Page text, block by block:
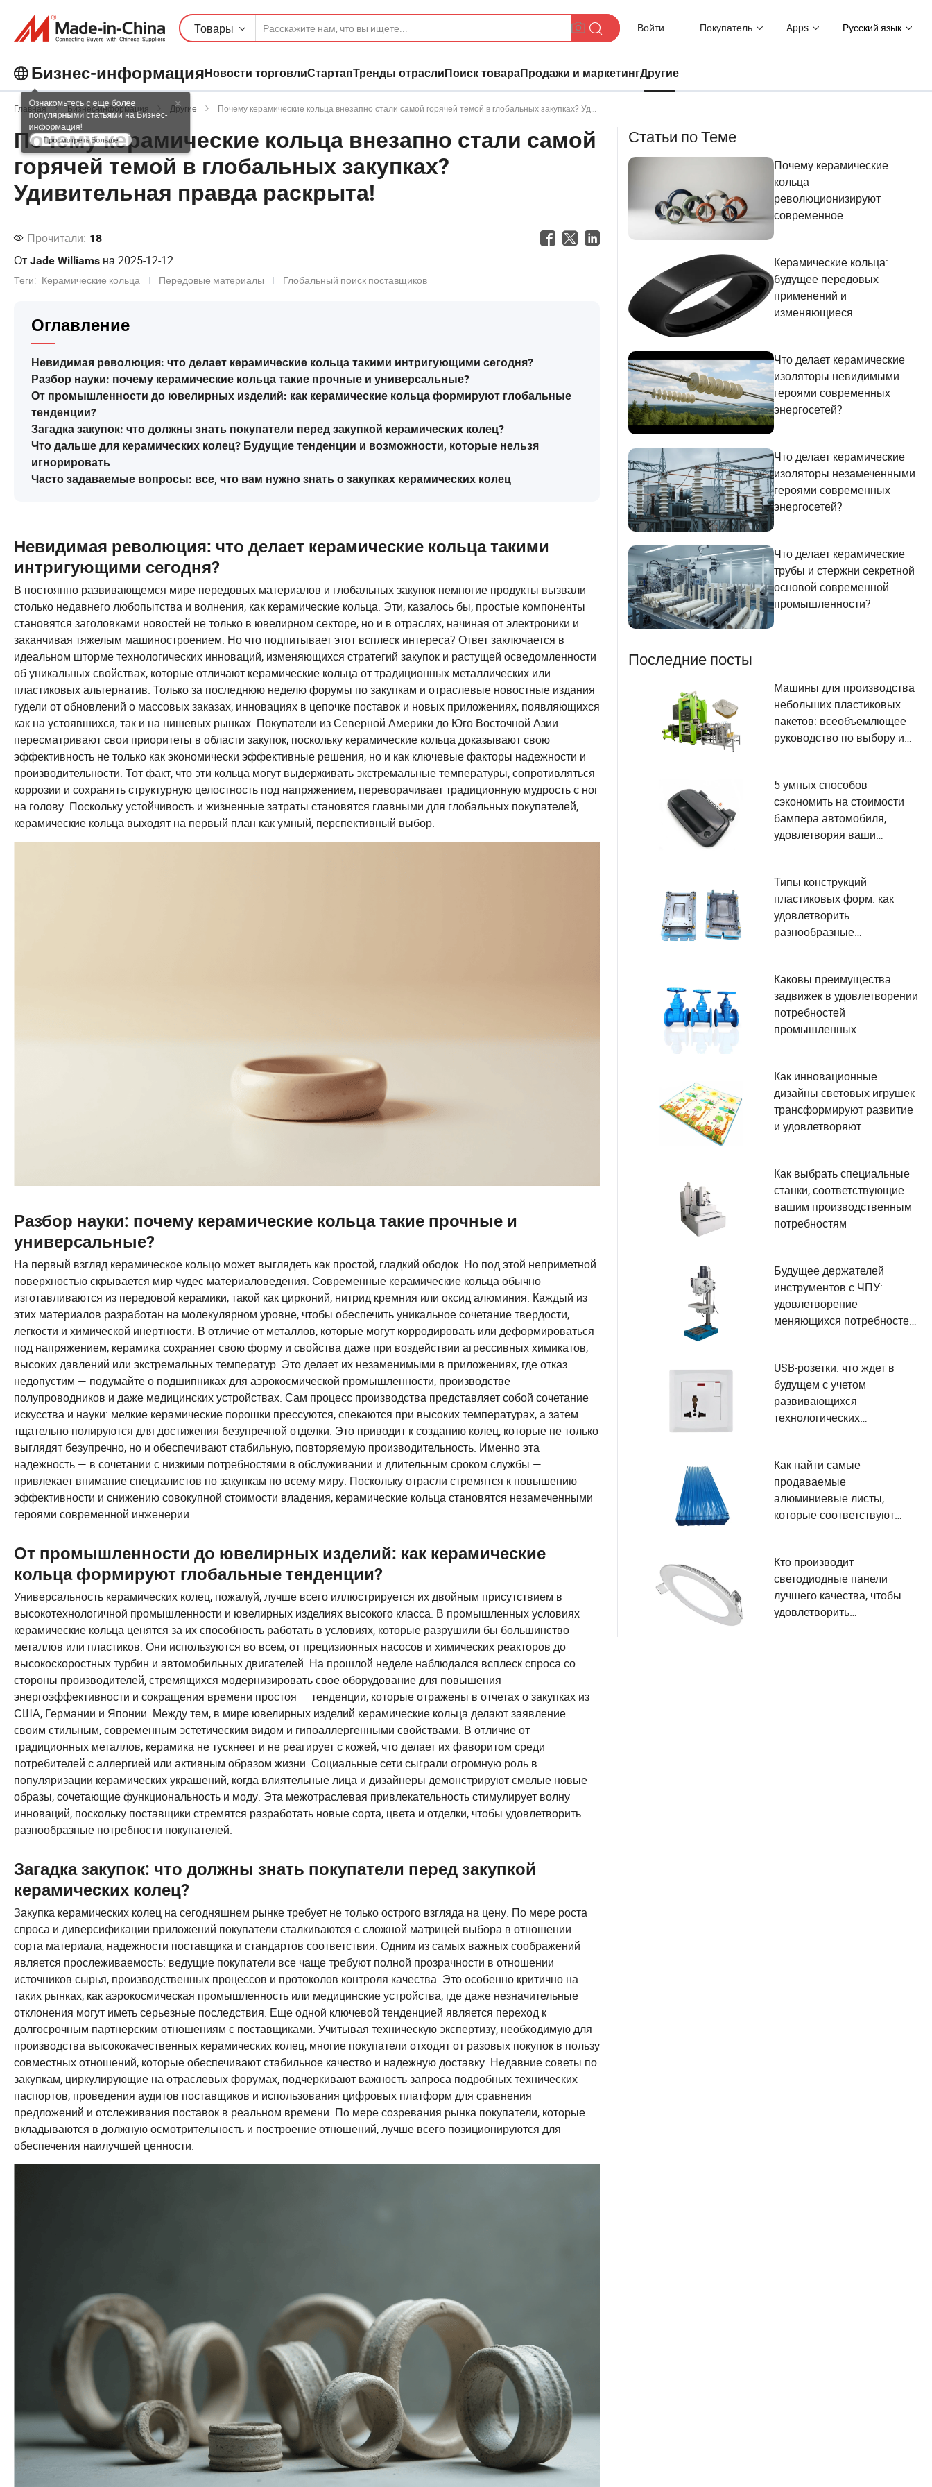
Товары Войти Покупатель Apps Русский язык
Бизнес-информацияНовости торговлиСтартапТренды отраслиПоиск товараПродажи и маркетингДругие
Ознакомьтесь с еще более
популярными статьями на Бизнес-
информация!
Просмотреть Больше
Главная Бизнес-информация Другие Почему керамические кольца внезапно стали самой горячей темой в глобальных закупках? Удивительная правда раскрыта!
Почему керамические кольца внезапно стали самой
горячей темой в глобальных закупках?
Удивительная правда раскрыта!
Прочитали: 18
От Jade Williams на2025-12-12
Теги: Керамические кольца Передовые материалы Глобальный поиск поставщиков
Оглавление
Невидимая революция: что делает керамические кольца такими интригующими сегодня?
Разбор науки: почему керамические кольца такие прочные и универсальные?
От промышленности до ювелирных изделий: как керамические кольца формируют глобальные
тенденции?
Загадка закупок: что должны знать покупатели перед закупкой керамических колец?
Что дальше для керамических колец? Будущие тенденции и возможности, которые нельзя
игнорировать
Часто задаваемые вопросы: все, что вам нужно знать о закупках керамических колец
Невидимая революция: что делает керамические кольца такими
интригующими сегодня?
В постоянно развивающемся мире передовых материалов и глобальных закупок немногие продукты вызвали
столько недавнего любопытства и волнения, как керамические кольца. Эти, казалось бы, простые компоненты
становятся заголовками новостей не только в ювелирном секторе, но и в отраслях, начиная от электроники и
заканчивая тяжелым машиностроением. Но что подпитывает этот всплеск интереса? Ответ заключается в
идеальном шторме технологических инноваций, изменяющихся стратегий закупок и растущей осведомленности
об уникальных свойствах, которые отличают керамические кольца от традиционных металлических или
пластиковых альтернатив. Только за последнюю неделю форумы по закупкам и отраслевые новостные издания
гудели от обновлений о массовых заказах, инновациях в цепочке поставок и новых приложениях, появляющихся
как на устоявшихся, так и на нишевых рынках. Покупатели из Северной Америки до Юго-Восточной Азии
пересматривают свои приоритеты в области закупок, поскольку керамические кольца доказывают свою
эффективность не только как экономически эффективные решения, но и как ключевые факторы надежности и
производительности. Тот факт, что эти кольца могут выдерживать экстремальные температуры, сопротивляться
коррозии и сохранять структурную целостность под напряжением, переворачивает традиционную мудрость с ног
на голову. Поскольку устойчивость и жизненные затраты становятся главными для глобальных покупателей,
керамические кольца выходят на первый план как умный, перспективный выбор.
Разбор науки: почему керамические кольца такие прочные и
универсальные?
На первый взгляд керамическое кольцо может выглядеть как простой, гладкий ободок. Но под этой неприметной
поверхностью скрывается мир чудес материаловедения. Современные керамические кольца обычно
изготавливаются из передовой керамики, такой как цирконий, нитрид кремния или оксид алюминия. Каждый из
этих материалов разработан на молекулярном уровне, чтобы обеспечить уникальное сочетание твердости,
легкости и химической инертности. В отличие от металлов, которые могут корродировать или деформироваться
под напряжением, керамика сохраняет свою форму и свойства даже при воздействии агрессивных химикатов,
высоких давлений или экстремальных температур. Это делает их незаменимыми в приложениях, где отказ
недопустим — подумайте о подшипниках для аэрокосмической промышленности, производстве
полупроводников и даже медицинских устройствах. Сам процесс производства представляет собой сочетание
искусства и науки: мелкие керамические порошки прессуются, спекаются при высоких температурах, а затем
тщательно полируются для достижения безупречной отделки. Это приводит к созданию колец, которые не только
выглядят безупречно, но и обеспечивают стабильную, повторяемую производительность. Именно эта
надежность — в сочетании с низкими потребностями в обслуживании и длительным сроком службы —
привлекает внимание специалистов по закупкам по всему миру. Поскольку отрасли стремятся к повышению
эффективности и снижению совокупной стоимости владения, керамические кольца становятся незамеченными
героями современной инженерии.
От промышленности до ювелирных изделий: как керамические
кольца формируют глобальные тенденции?
Универсальность керамических колец, пожалуй, лучше всего иллюстрируется их двойным присутствием в
высокотехнологичной промышленности и ювелирных изделиях высокого класса. В промышленных условиях
керамические кольца ценятся за их способность работать в условиях, которые разрушили бы большинство
металлов или пластиков. Они используются во всем, от прецизионных насосов и химических реакторов до
высокоскоростных турбин и автомобильных двигателей. На прошлой неделе наблюдался всплеск спроса со
стороны производителей, стремящихся модернизировать свое оборудование для повышения
энергоэффективности и сокращения времени простоя — тенденции, которые отражены в отчетах о закупках из
США, Германии и Японии. Между тем, в мире ювелирных изделий керамические кольца делают заявление
своим стильным, современным эстетическим видом и гипоаллергенными свойствами. В отличие от
традиционных металлов, керамика не тускнеет и не реагирует с кожей, что делает их фаворитом среди
потребителей с аллергией или активным образом жизни. Социальные сети сыграли огромную роль в
популяризации керамических украшений, когда влиятельные лица и дизайнеры демонстрируют смелые новые
образы, сочетающие функциональность и моду. Эта межотраслевая привлекательность стимулирует волну
инноваций, поскольку поставщики стремятся разработать новые сорта, цвета и отделки, чтобы удовлетворить
разнообразные потребности покупателей.
Загадка закупок: что должны знать покупатели перед закупкой
керамических колец?
Закупка керамических колец на сегодняшнем рынке требует не только острого взгляда на цену. По мере роста
спроса и диверсификации приложений покупатели сталкиваются с сложной матрицей выбора в отношении
сорта материала, надежности поставщика и стандартов соответствия. Одним из самых важных соображений
является прослеживаемость: ведущие покупатели все чаще требуют полной прозрачности в отношении
источников сырья, производственных процессов и протоколов контроля качества. Это особенно критично на
таких рынках, как аэрокосмическая промышленность или медицинские устройства, где даже незначительные
отклонения могут иметь серьезные последствия. Еще одной ключевой тенденцией является переход к
долгосрочным партнерским отношениям с поставщиками. Учитывая техническую экспертизу, необходимую для
производства высококачественных керамических колец, многие покупатели отходят от разовых покупок в пользу
совместных отношений, которые обеспечивают стабильное качество и надежную доставку. Недавние советы по
закупкам, циркулирующие на отраслевых форумах, подчеркивают важность запроса подробных технических
паспортов, проведения аудитов поставщиков и использования цифровых платформ для сравнения
предложений и отслеживания поставок в реальном времени. По мере созревания рынка покупатели, которые
вкладываются в должную осмотрительность и построение отношений, лучше всего позиционируются для
обеспечения наилучшей ценности.
Статьи по Теме
Почему керамические
кольца
революционизируют
современное
Керамические кольца:
будущее передовых
применений и
изменяющиеся
Что делает керамические
изоляторы невидимыми
героями современных
энергосетей?
Что делает керамические
изоляторы незамеченными
героями современных
энергосетей?
Что делает керамические
трубы и стержни секретной
основой современной
промышленности?
Последние посты
Машины для производства
небольших пластиковых
пакетов: всеобъемлющее
руководство по выбору и
пользователей
5 умных способов
сэкономить на стоимости
бампера автомобиля,
удовлетворяя ваши
Типы конструкций
пластиковых форм: как
удовлетворить
разнообразные
производстве?
Каковы преимущества
задвижек в удовлетворении
потребностей
промышленных
Как инновационные
дизайны световых игрушек
трансформируют развитие
и удовлетворяют
Как выбрать специальные
станки, соответствующие
вашим производственным
потребностям
Будущее держателей
инструментов с ЧПУ:
удовлетворение
меняющихся потребностей
технологических
достижений
USB-розетки: что ждет в
будущем с учетом
развивающихся
технологических
Как найти самые
продаваемые
алюминиевые листы,
которые соответствуют
Кто производит
светодиодные панели
лучшего качества, чтобы
удовлетворить